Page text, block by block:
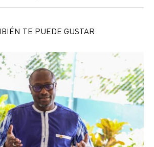
TE PUEDE GUSTAR